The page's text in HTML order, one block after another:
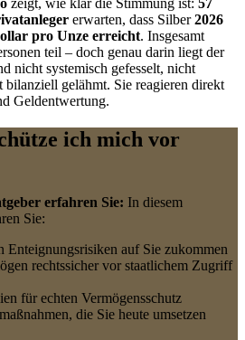
zeigt, wie klar die Stimmung ist: 57
erwarten, dass Silber2026
pro Unze erreicht. Insgesamt
teil – doch genau darin liegt der
nicht systemisch gefesselt, nicht
bilanziell gelähmt. Sie reagieren direkt
Geldentwertung.
ich mich vor
erfahren Sie: In diesem
Sie:
auf Sie zukommen
rechtssicher vor staatlichem Zugriff
für echten Vermögensschutz
die Sie heute umsetzen